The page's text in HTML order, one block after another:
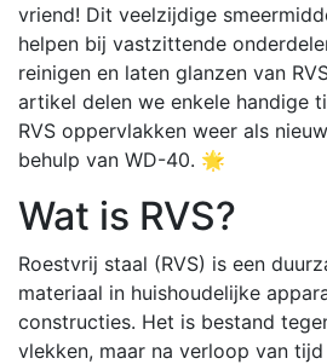
vriend! Dit veelzijdige
helpen bij vastzittende
reinigen en laten glanzen van
artikel delen we enkele handige
RVS oppervlakken weer als
behulp van WD-40. 🌟
Wat is RVS?
Roestvrij staal (RVS) is een
materiaal in huishoudelijke
constructies. Het is bestand
vlekken, maar na verloop van